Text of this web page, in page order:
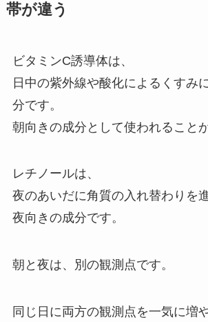
帯が違う
ビタミンC誘導体は、
日中の紫外線や酸化によるくすみ
分です。
朝向きの成分として使われること
レチノールは、
夜のあいだに角質の入れ替わりを
夜向きの成分です。
朝と夜は、別の観測点です。
同じ日に両方の観測点を一気に増